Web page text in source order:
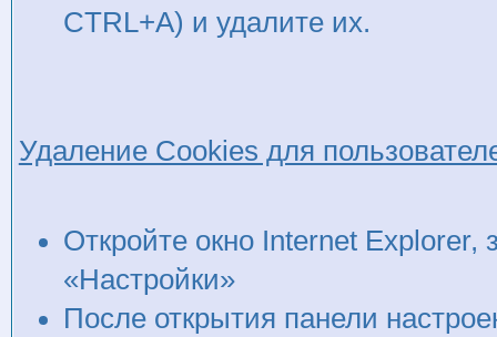
CTRL+A) и удалите их.
Удаление Cookies для
Откройте окно Internet
«Настройки»
После открытия панели